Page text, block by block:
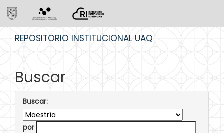
REPOSITORIO INSTITUCIONAL UAQ
Buscar
Buscar:
por